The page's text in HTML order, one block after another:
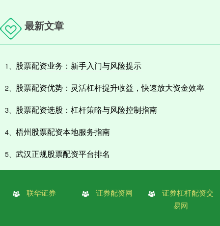
最新文章
1、 股票配资业务：新手入门与风险提示
2、 股票配资优势：灵活杠杆提升收益，快速放大资金效率
3、 股票配资选股：杠杆策略与风险控制指南
4、 梧州股票配资本地服务指南
5、 武汉正规股票配资平台排名
联华证券 证券配资网
证券杠杆配资交
易网